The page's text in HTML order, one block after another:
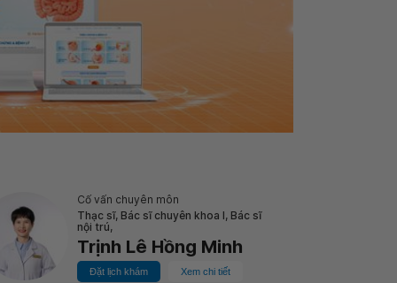
Cố vấn chuyên môn
Thạc sĩ, Bác sĩ chuyên khoa I, Bác sĩ
nội trú,
Trịnh Lê Hồng Minh
Đặt lịch khám Xem chi tiết